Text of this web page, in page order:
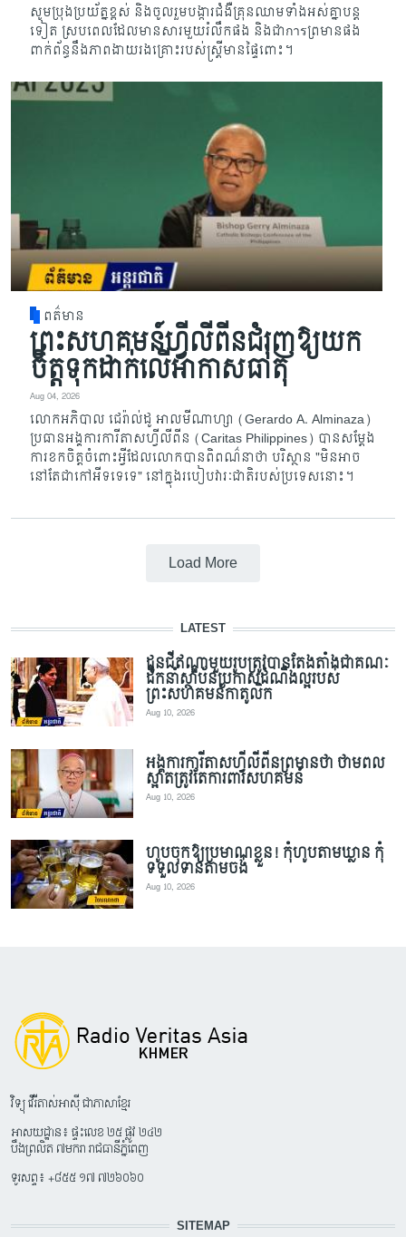
សូមប្រុងប្រយ័ត្នខ្ពស់ និងចូលរួមបង្ការជំងឺគ្រុនឈាមទាំងអស់គ្នាបន្ត
ទៀត ស្របពេលដែលមានសារមួយរំលឹកផង និងជាการព្រមានផង
ពាក់ព័ន្ធនឹងភាពងាយរងគ្រោះរបស់ស្ត្រីមានផ្ទៃពោះ។
ពត៌មាន
ព្រះសហគមន៍ហ្វីលីពីនជំរុញឱ្យយក
ចិត្តទុកដាក់លើអាកាសធាតុ
Aug 04, 2026
លោកអភិបាល ជេរ៉ាល់ដូ អាលមីណាហ្សា (Gerardo A. Alminaza)
ប្រធានអង្គការការីតាសហ្វីលីពីន (Caritas Philippines) បានសម្តែង
ការខកចិត្តចំពោះអ្វីដែលលោកបានពិពណ៌នាថា បរិស្ថាន "មិនអាច
នៅតែជាកៅអីទទេទេ" នៅក្នុងរបៀបវារៈជាតិរបស់ប្រទេសនោះ។
Load More
LATEST
ដូនជីឥណ្ឌាមួយរូបត្រូវបានតែងតាំងជាគណៈ
ដឹកនាំស្ថាប័នប្រកាសដំណឹងល្អរបស់
ព្រះសហគមន៍កាតូលិក
Aug 10, 2026
អង្គការការីតាសហ្វីលីពីនព្រមានថា ថាមពល
ស្អាតត្រូវតែការពារសហគមន៍
Aug 10, 2026
ហូបចុកឱ្យប្រមាណខ្លួន! កុំហូបតាមឃ្លាន កុំ
ទទួលទានតាមចង់
Aug 10, 2026
វិទ្យុ វើរីតាស់អាស៊ី ជាភាសាខ្មែរ
អាសយដ្ឋាន៖ ផ្ទះលេខ ២៥ ផ្លូវ ២៤២
បឹងព្រលិត ៧មករា រាជធានីភ្នំពេញ
ទូរសព្ទ៖ +៨៥៥ ១៧ ៧២៦០៦០
SITEMAP